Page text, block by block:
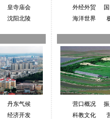
皇寺庙会
沈阳北陵
外经外贸
海洋世界
丹东气候
经济开发
营口概况
科教文化